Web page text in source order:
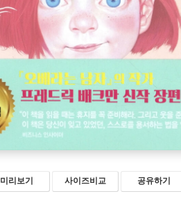
미리보기 사이즈비교 공유하기